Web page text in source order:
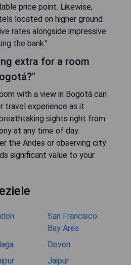
price point. Likewise,
located on higher ground
rates alongside impressive
the bank."
extra for a room
with a view in Bogotá can
travel experience as it
sights right from
at any time of day.
the Andes or observing city
significant value to your
San Francisco
Bay Area
Devon
Jaipur